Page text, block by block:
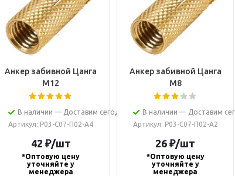
Анкер забивной Цанга
М12
В наличии — Доставим сегодня
Артикул: Р03-С07-П02-А4
42 ₽/шт
*Оптовую цену
уточняйте у
менеджера
Анкер забивной Цанга
М8
В наличии — Доставим
Артикул: Р03-С07-П02-А2
26 ₽/шт
*Оптовую цену
уточняйте у
менеджера